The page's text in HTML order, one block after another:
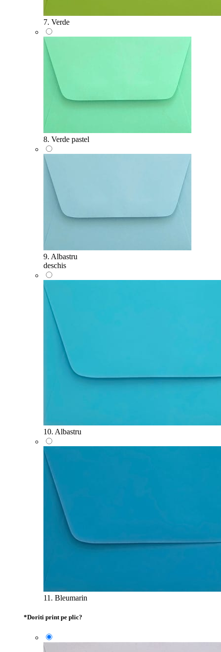
7. Verde
8. Verde pastel
9. Albastru
deschis
10. Albastru
11. Bleumarin
*Doriti print pe plic?